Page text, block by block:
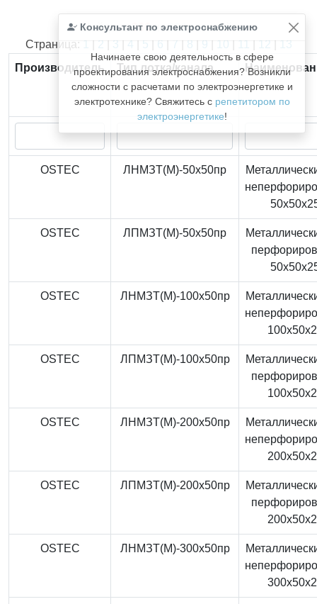
Консультант по электроснабжению
Начинаете свою деятельность в сфере
проектирования электроснабжения? Возникли
сложности с расчетами по электроэнергетике и
электротехнике? Свяжитесь с репетитором по
электроэнергетике!
Найдено366из366записей.
Страница: 1 | 2 | 3 | 4 | 5 | 6 | 7 | 8 | 9 | 10 | 11 | 12 | 13
Производитель
Тип лотка/канала
OSTEC ЛНМЗТ(М)-50x50пр
OSTEC ЛПМЗТ(М)-50x50пр
OSTEC ЛНМЗТ(М)-100x50пр
OSTEC ЛПМЗТ(М)-100x50пр
OSTEC ЛНМЗТ(М)-200x50пр
OSTEC ЛПМЗТ(М)-200x50пр
OSTEC ЛНМЗТ(М)-300x50пр